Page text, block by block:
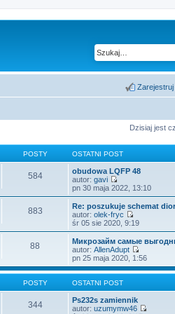
Zarejestruj
Dzisiaj jest
POSTY OSTATNI POST
584
obudowa LQFP 48
autor: gavi
W
y
ś
w
i
e
l
n
a
j
n
o
s
z
pn 30 maja 2022, 13:10
883
Re: poszukuje schemat
autor: olek-fryc
W
y
ś
w
i
e
t
a
j
śr 05 sie 2020, 9:19
88
Микрозайм самые
autor: AllenAdupt
W
y
ś
i
t
pn 25 maja 2020, 1:56
POSTY OSTATNI POST
344
Ps232s zamiennik
autor: uzumymw46